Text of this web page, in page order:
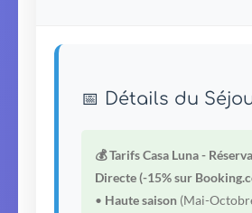
📅 Détails du
💰 Tarifs Casa Luna -
Directe (-15% sur
• Haute saison (Mai-